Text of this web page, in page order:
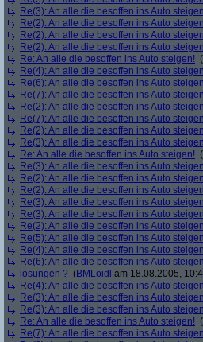
Re(3): An alle die besoffen ins Auto
Re(2): An alle die besoffen ins Auto
Re(2): An alle die besoffen ins Auto
Re(2): An alle die besoffen ins Auto
Re: An alle die besoffen ins Auto steigen! (
Re(4): An alle die besoffen ins Auto
Re(6): An alle die besoffen ins Auto
Re(7): An alle die besoffen ins Auto
Re(2): An alle die besoffen ins Auto
Re(7): An alle die besoffen ins Auto
Re(2): An alle die besoffen ins Auto
Re(3): An alle die besoffen ins Auto
Re: An alle die besoffen ins Auto steigen! (
Re(3): An alle die besoffen ins Auto
Re(2): An alle die besoffen ins Auto
Re(2): An alle die besoffen ins Auto
Re(3): An alle die besoffen ins Auto
Re(3): An alle die besoffen ins Auto
Re(2): An alle die besoffen ins Auto
Re(5): An alle die besoffen ins Auto
Re(4): An alle die besoffen ins Auto
Re(6): An alle die besoffen ins Auto
lösungen ? (BMLoidl am 18.08.2005,
Re(4): An alle die besoffen ins Auto
Re(3): An alle die besoffen ins Auto
Re(3): An alle die besoffen ins Auto
Re: An alle die besoffen ins Auto steigen! (
Re(7): An alle die besoffen ins Auto